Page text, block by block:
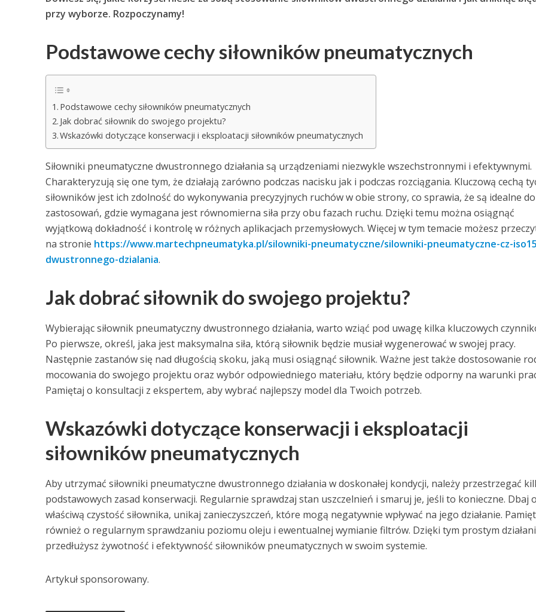
przy wyborze. Rozpoczynamy!
Podstawowe cechy siłowników pneumatycznych
Podstawowe cechy siłowników pneumatycznych
Jak dobrać siłownik do swojego projektu?
Wskazówki dotyczące konserwacji i eksploatacji siłowników pneumatycznych
Siłowniki pneumatyczne dwustronnego działania są urządzeniami niezwykle wszechstronnymi i efektywnymi.
Charakteryzują się one tym, że działają zarówno podczas nacisku jak i podczas rozciągania. Kluczową cechą
siłowników jest ich zdolność do wykonywania precyzyjnych ruchów w obie strony, co sprawia, że są idealne do
zastosowań, gdzie wymagana jest równomierna siła przy obu fazach ruchu. Dzięki temu można osiągnąć
wyjątkową dokładność i kontrolę w różnych aplikacjach przemysłowych. Więcej w tym temacie możesz
na stronie https://www.martechpneumatyka.pl/silowniki-pneumatyczne/silowniki-pneumatyczne-cz-
dwustronnego-dzialania.
Jak dobrać siłownik do swojego projektu?
Wybierając siłownik pneumatyczny dwustronnego działania, warto wziąć pod uwagę kilka kluczowych
Po pierwsze, określ, jaka jest maksymalna siła, którą siłownik będzie musiał wygenerować w swojej pracy.
Następnie zastanów się nad długością skoku, jaką musi osiągnąć siłownik. Ważne jest także dostosowanie
mocowania do swojego projektu oraz wybór odpowiedniego materiału, który będzie odporny na warunki
Pamiętaj o konsultacji z ekspertem, aby wybrać najlepszy model dla Twoich potrzeb.
Wskazówki dotyczące konserwacji i eksploatacji
siłowników pneumatycznych
Aby utrzymać siłowniki pneumatyczne dwustronnego działania w doskonałej kondycji, należy przestrzegać
podstawowych zasad konserwacji. Regularnie sprawdzaj stan uszczelnień i smaruj je, jeśli to konieczne. Dbaj o
właściwą czystość siłownika, unikaj zanieczyszczeń, które mogą negatywnie wpływać na jego działanie.
również o regularnym sprawdzaniu poziomu oleju i ewentualnej wymianie filtrów. Dzięki tym prostym
przedłużysz żywotność i efektywność siłowników pneumatycznych w swoim systemie.
Artykuł sponsorowany.